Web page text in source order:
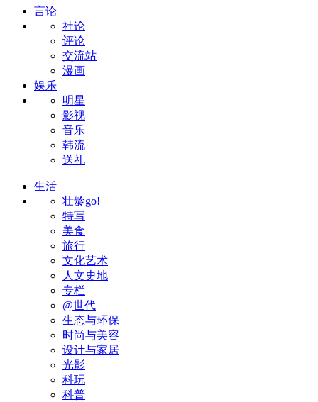
言论
社论
评论
交流站
漫画
娱乐
明星
影视
音乐
韩流
送礼
生活
壮龄go!
特写
美食
旅行
文化艺术
人文史地
专栏
@世代
生态与环保
时尚与美容
设计与家居
光影
科玩
科普